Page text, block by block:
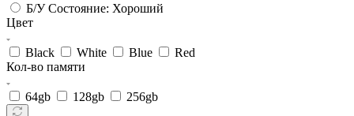
Б/У Состояние: Хороший
Цвет
Black White Blue
Red
Кол-во памяти
64gb 128gb 256gb